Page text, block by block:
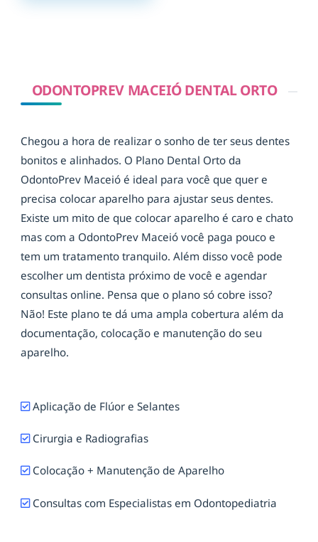
ODONTOPREV MACEIÓ DENTAL ORTO
Chegou a hora de realizar o sonho de ter seus dentes
bonitos e alinhados. O Plano Dental Orto da
OdontoPrev Maceió é ideal para você que quer e
precisa colocar aparelho para ajustar seus dentes.
Existe um mito de que colocar aparelho é caro e chato
mas com a OdontoPrev Maceió você paga pouco e
tem um tratamento tranquilo. Além disso você pode
escolher um dentista próximo de você e agendar
consultas online. Pensa que o plano só cobre isso?
Não! Este plano te dá uma ampla cobertura além da
documentação, colocação e manutenção do seu
aparelho.
Aplicação de Flúor e Selantes
Cirurgia e Radiografias
Colocação + Manutenção de Aparelho
Consultas com Especialistas em Odontopediatria